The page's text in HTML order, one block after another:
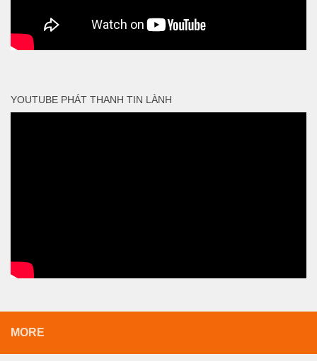
YOUTUBE PHÁT THANH TIN LÀNH
MORE